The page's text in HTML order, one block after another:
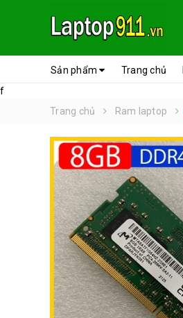
Sản phẩm Trang chủ
f
Trang chủ
Ram laptop